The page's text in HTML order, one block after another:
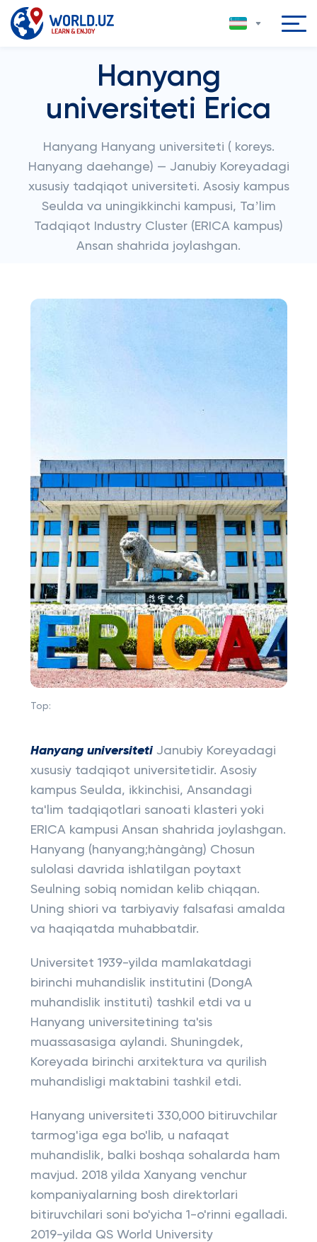
Hanyang
universiteti Erica
Hanyang Hanyang universiteti ( koreys.
Hanyang daehange) — Janubiy Koreyadagi
xususiy tadqiqot universiteti. Asosiy kampus
Seulda va uningikkinchi kampusi, Taʼlim
Tadqiqot Industry Cluster (ERICA kampus)
Ansan shahrida joylashgan.
Top:
Hanyang universitetiJanubiy Koreyadagi
xususiy tadqiqot universitetidir. Asosiy
kampus Seulda, ikkinchisi, Ansandagi
ta'lim tadqiqotlari sanoati klasteri yoki
ERICA kampusi Ansan shahrida joylashgan.
Hanyang (hanyang;hàngàng) Chosun
sulolasi davrida ishlatilgan poytaxt
Seulning sobiq nomidan kelib chiqqan.
Uning shiori va tarbiyaviy falsafasi amalda
va haqiqatda muhabbatdir.
Universitet 1939-yilda mamlakatdagi
birinchi muhandislik institutini (DongA
muhandislik instituti) tashkil etdi va u
Hanyang universitetining ta'sis
muassasasiga aylandi. Shuningdek,
Koreyada birinchi arxitektura va qurilish
muhandisligi maktabini tashkil etdi.
Hanyang universiteti 330,000 bitiruvchilar
tarmog'iga ega bo'lib, u nafaqat
muhandislik, balki boshqa sohalarda ham
mavjud. 2018 yilda Xanyang venchur
kompaniyalarning bosh direktorlari
bitiruvchilari soni bo'yicha 1-o'rinni egalladi.
2019-yilda QS World University